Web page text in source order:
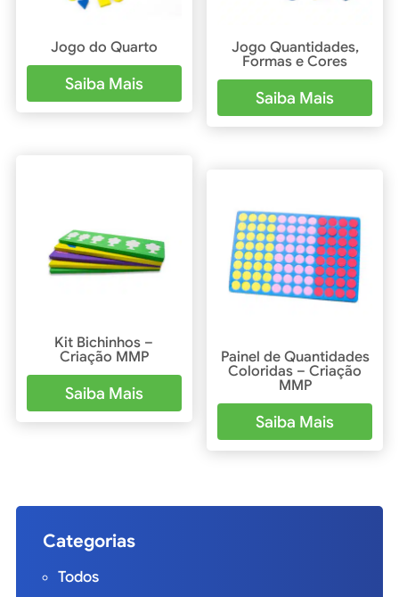
Categorias
Todos
Jogo do Quarto
Saiba Mais
Jogo Quantidades,
Formas e Cores
Saiba Mais
Kit Bichinhos –
Criação MMP
Saiba Mais
Painel de Quantidades
Coloridas – Criação
MMP
Saiba Mais